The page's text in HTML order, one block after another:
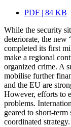
PDF | 84 KB
While the security
deteriorate, the new
completed its first
make a regional
organized crime. A
mobilise further
and the EU are
However, efforts to
problems.
geared to short-
coordinated